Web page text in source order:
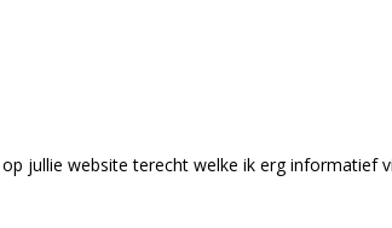
jullie website terecht welke ik erg informatief